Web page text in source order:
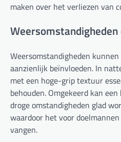
maken over het verliezen van
Weersomstandigheden
aanzienlijk beïnvloeden. In
met een hoge-grip textuur
behouden. Omgekeerd kan
droge omstandigheden glad
waardoor het voor
vangen.